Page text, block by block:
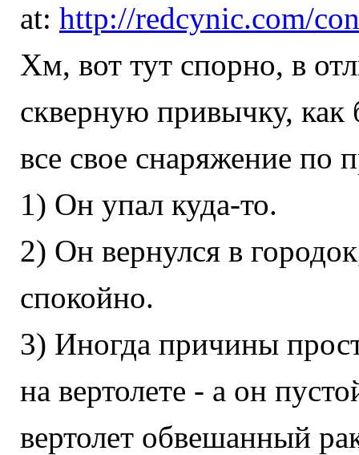
at: http://redcynic.com/
Хм, вот тут спорно, в
скверную привычку, как
все свое снаряжение по
1) Он упал куда-то.
2) Он вернулся в
спокойно.
3) Иногда причины
на вертолете - а он
вертолет обвешанный